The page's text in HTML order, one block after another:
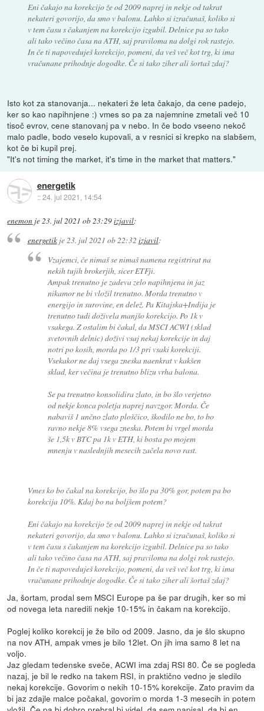
Eni čakajo na korekcijo že od 2009 naprej in nekje od takrat
nekateri govorijo, da smo v balonu. Lahko si izračunaš, koliko si
v tem času s čakanjem na korekcijo izgubil. Delnice pa so tako
ali tako večino časa na ATH, saj praviloma na dolgi rok rastejo.
In če ti napoveduješ korekcijo, pomeni, da veš več kot trg, ki ima
vračunane prihodnje dogodke. Če si tako ziher ali šortaš zdaj?
Isto kot za stanovanja... nekateri že leta čakajo, da cene padejo,
ker so kao napihnjene :) vmes so pa za najemnine zmetali več 10
tisoč evrov, cene stanovanj pa v nebo. In če bodo vseeno nekoč
malo padle, bodo veselo kupovali, a v resnici si krepko na slabšem,
kot če bi kupil prej.
"It's not timing the market, it's time in the market that matters."
energetik
::24. jul 2021, 14:54
enemon je23. jul 2021 ob 23:29izjavil:
energetikje23. jul 2021 ob 22:32 izjavil:
Vzajemci, če nimaš se nimaš namena registrirat na
nekih tujih brokerjih, sicer ETFji.
Ampak trenutno je zadeva zelo napihnjena in jaz
nikamor ne bi vložil trenutno. Morda trenutno v
energijo in surovine, en delež. Pa Kitajska+Indija je
trenutno tudi doživela manjšo korekcijo. Po 1k v
vsakega. Z ostalim bi čakal, da MSCI ACWI (sklad
svetovnih delnic) doživi vsaj nekaj korekcije in daj
notri po kosih, morda po 1/3 pri vsaki korekciji.
Vsekakor ne daj vsega zneska naenkrat v kakšen
sklad, ker večina je trenutno blizu vrha balona.
Se pa trenutno konsolidira zlato, in bo šlo verjetno
od nekje konca poletja naprej navzgor. Morda. Če
nabaviš 1 unčno zlato ploščico, škodilo ne bo, to bo
ravno nekje 8% vsega zneska. Potem bi vrgel morda
še 1,5k v BTC pa 1k v ETH, ki bosta po mojem
mnenju v naslednjih mesecih začela novo rast.
Vmes ko bo čakal na korekcijo, bo šlo pa 30% gor, potem pa bo
korekcija 10%. Kdaj bo na boljšem potem?
Eni čakajo na korekcijo že od 2009 naprej in nekje od takrat
nekateri govorijo, da smo v balonu. Lahko si izračunaš, koliko si
v tem času s čakanjem na korekcijo izgubil. Delnice pa so tako
ali tako večino časa na ATH, saj praviloma na dolgi rok rastejo.
In če ti napoveduješ korekcijo, pomeni, da veš več kot trg, ki ima
vračunane prihodnje dogodke. Če si tako ziher ali šortaš zdaj?
Ja, šortam, prodal sem MSCI Europe pa še par drugih, ker so mi
od novega leta naredili nekje 10-15% in čakam na korekcijo.
Poglej koliko korekcij je že bilo od 2009. Jasno, da je šlo skupno
na nov ATH, ampak vmes je bilo 12let. On jih ima samo 8 let na
voljo.
Jaz gledam tedenske sveče, ACWI ima zdaj RSI 80. Če se pogleda
nazaj, je bil le redko na takem RSI, in praktično vedno je sledilo
nekaj korekcije. Govorim o nekih 10-15% korekcije. Zato pravim da
bi jaz zdajle malce počakal, govorim o morda 1-3 mesecih in potem